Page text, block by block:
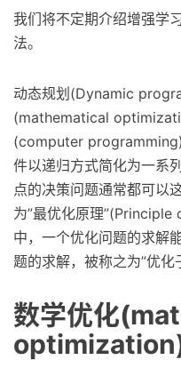
我们将不定期介绍增强学
法。
动态规划(Dynamic
(mathematical
(computer
件以递归方式简化为一系
点的决策问题通常都可以
为”最优化原理
中，一个优化问题的求解
题的求解，被称之为”优
数学优化